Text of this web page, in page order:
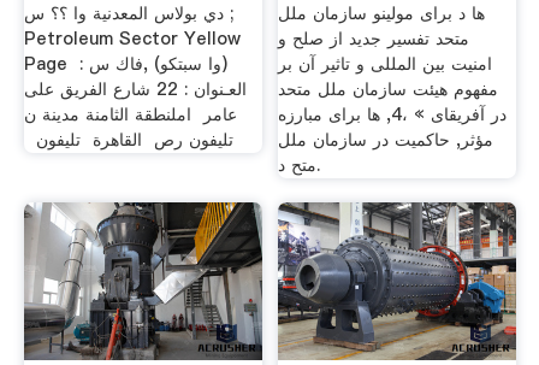
دي بولاس المعدنية وا ؟؟ س ;
Petroleum Sector Yellow
Page ‫فاك س ‪ :‬‬, (وا سبتكو)‬
‫العـنوان ‪ 22 :‬شارع الفريق على
عامر ‪ ‬املنطقة الثامنة‪‬‬ ‫مدينة ن
رص ‪ ‬القاهرة ‪‬‬ ‫تليفون ‪ ‬‬ ‫تليفون ‪
ها د برای مولینو سازمان ملل
متحد تفسیر جدید از صلح و
امنیت بین المللی و تاثیر آن بر
مفهوم هیئت سازمان ملل متحد
در آفریقای » ،4, ها برای مبارزه
مؤثر, حاکمیت در سازمان ملل
متح د.